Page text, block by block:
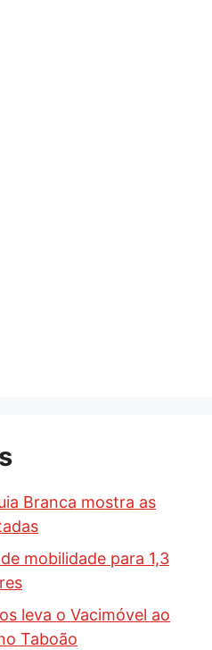
Branca mostra as
mobilidade para 1,3
leva o Vacimóvel ao
Taboão